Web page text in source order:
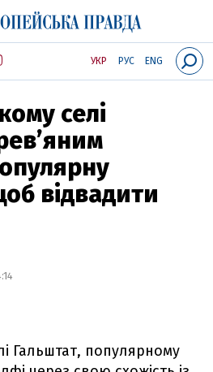
УКР РУС ENG
селі
відвадити
Гальштат, популярному